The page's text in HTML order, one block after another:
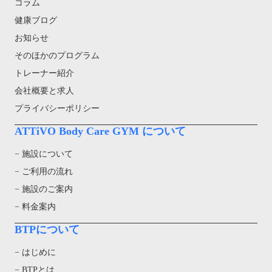
コラム
健康ブログ
お知らせ
そのほかのプログラム
トレーナー紹介
会社概要と求人
プライバシーポリシー
ATTiVO Body Care GYM について
− 施設について
− ご利用の流れ
− 施設のご案内
− 料金案内
BTPについて
− はじめに
− BTPとは